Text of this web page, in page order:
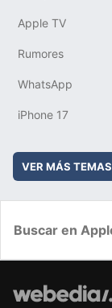
Apple TV
Rumores
WhatsApp
iPhone 17
VER MÁS TEMAS